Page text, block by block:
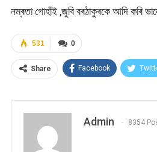
নম্ৰতা গোহাঁই ,জুবি বৰঠাকুৰকে আদি কৰি
0
531
Share Facebook
Admin 8354